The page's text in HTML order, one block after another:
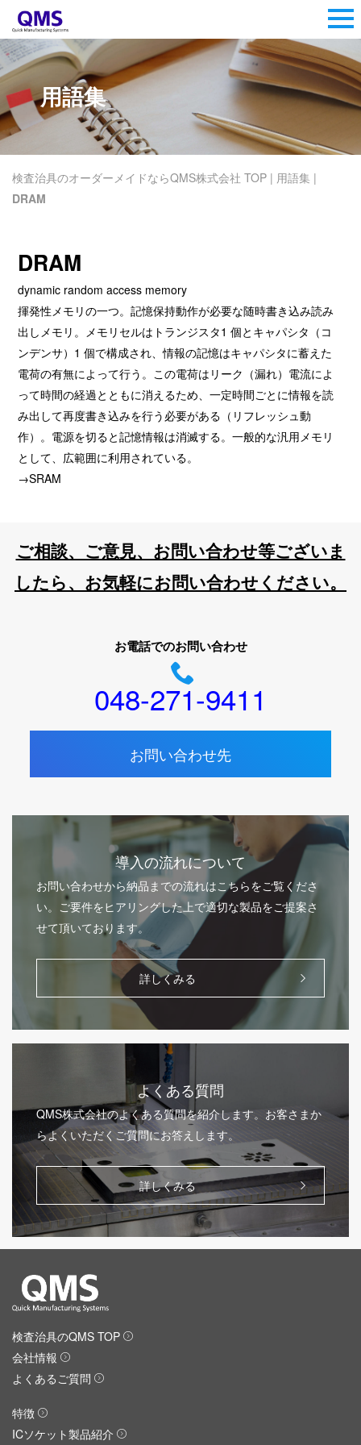
用語集
検査治具のオーダーメイドならQMS株式会社 TOP | 用語集 |
DRAM
DRAM
dynamic random access memory
揮発性メモリの一つ。記憶保持動作が必要な随時書き込み読み
出しメモリ。メモリセルはトランジスタ1 個とキャパシタ（コ
ンデンサ）1 個で構成され、情報の記憶はキャパシタに蓄えた
電荷の有無によって行う。この電荷はリーク（漏れ）電流によ
って時間の経過とともに消えるため、一定時間ごとに情報を読
み出して再度書き込みを行う必要がある（リフレッシュ動
作）。電源を切ると記憶情報は消滅する。一般的な汎用メモリ
として、広範囲に利用されている。
→SRAM
ご相談、ご意見、お問い合わせ等ございま
したら、お気軽にお問い合わせください。
お電話でのお問い合わせ
048-271-9411
お問い合わせ先
導入の流れについて
お問い合わせから納品までの流れはこちらをご覧くださ
い。ご要件をヒアリングした上で適切な製品をご提案さ
せて頂いております。
詳しくみる
よくある質問
QMS株式会社のよくある質問を紹介します。お客さまか
らよくいただくご質問にお答えします。
詳しくみる
検査治具のQMS TOP
会社情報
よくあるご質問
特徴
ICソケット製品紹介